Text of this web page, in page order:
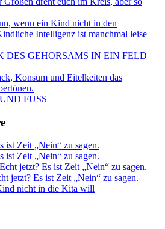
wenn ein Kind nicht in den
Intelligenz ist manchmal leise
DES GEHORSAMS IN EIN FELD
Konsum und Eitelkeiten das
FUSS
ist Zeit „Nein“ zu sagen.
ist Zeit „Nein“ zu sagen.
Echt jetzt? Es ist Zeit „Nein“ zu sagen.
jetzt? Es ist Zeit „Nein“ zu sagen.
nicht in die Kita will